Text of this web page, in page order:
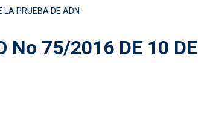
LA PRUEBA DE ADN
No 75/2016 DE 10 DE